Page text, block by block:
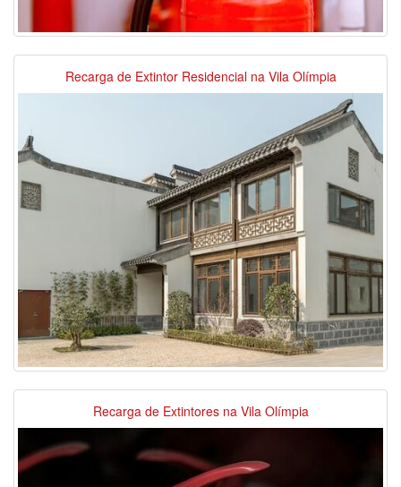
Recarga de Extintor Residencial na Vila Olímpia
Recarga de Extintores na Vila Olímpia